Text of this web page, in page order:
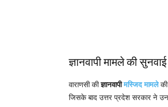
ज्ञानवापी मामले की
वाराणसी कीज्ञानवापीमस्जिद मामलेकी
जिसके बाद उत्तर प्रदेश सरकार ने